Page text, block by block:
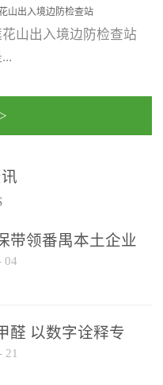
会成为一棵参天大树！
吸环保截止2020年拥有
国600家网点分支机构。
山出入境边防检查站
内除甲醛空气治理项目
花山出入境边防检查站
家通过设在对外开放口
各出入境边防检查
带领番禺本​土企业
“新”
04
醛 以数字诠释专
除醛品牌实力！
21